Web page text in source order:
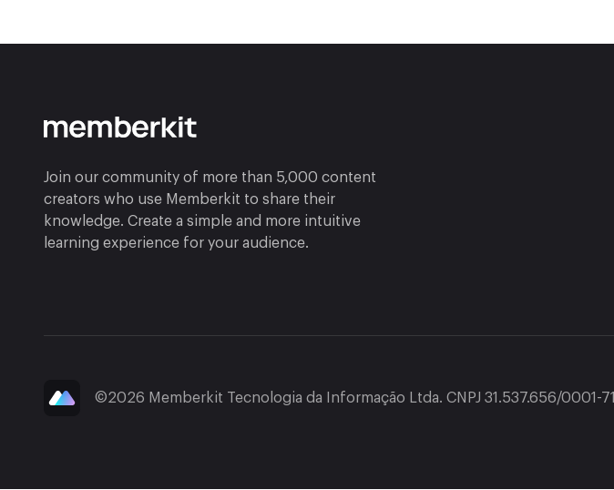
Join our community of more than 5,000 content
creators who use Memberkit to share their
knowledge. Create a simple and more intuitive
learning experience for your audience.
©2026 Memberkit Tecnologia da Informação Ltda. CNPJ 31.537.656/0001-71